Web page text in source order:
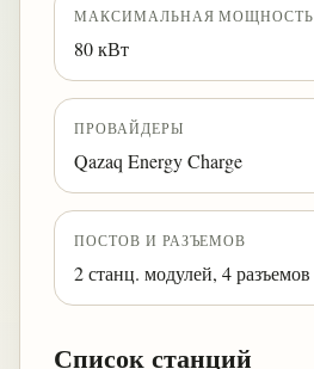
МАКСИМАЛЬНАЯ МОЩНОСТЬ
80 кВт
ПРОВАЙДЕРЫ
Qazaq Energy Charge
ПОСТОВ И РАЗЪЕМОВ
2 станц. модулей, 4 разъемов
Список станций